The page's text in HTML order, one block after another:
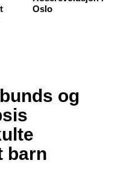
Oslo
og
barn